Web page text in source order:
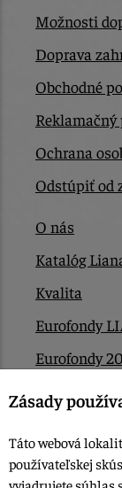
Možnosti
Doprava
Obchodné
Ochrana
Odstúpiť od
O nás
Katalóg
Kvalita
Eurofondy
Eurofondy
Eurofondy
Kontakt
Zásady
Táto webová
používateľskej
vyjadrujete súhlas